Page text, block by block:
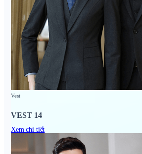
Vest
VEST 14
Xem chi tiết